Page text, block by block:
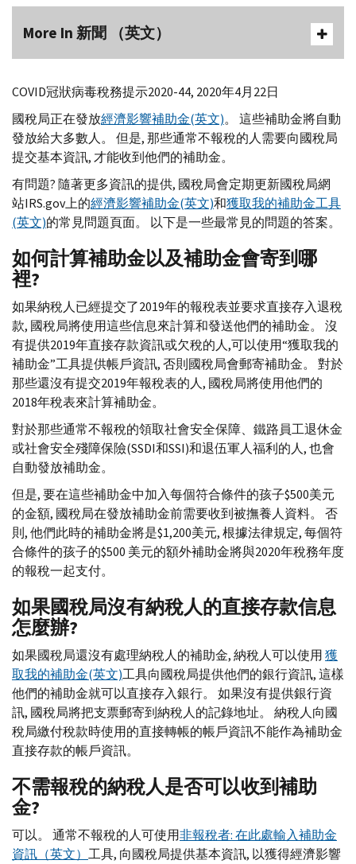
More In 新聞 （英文）
COVID冠狀病毒稅務提示2020-44, 2020年4月22日
國稅局正在發放經濟影響補助金(英文)。 這些補助金將自動
發放給大多數人。 但是, 那些通常不報稅的人需要向國稅局
提交基本資訊, 才能收到他們的補助金。
有問題? 隨著更多資訊的提供, 國稅局會定期更新國稅局網
站IRS.gov上的經濟影響補助金(英文)和獲取我的補助金工具
(英文)的常見問題頁面。 以下是一些最常見的問題的答案。
如何計算補助金以及補助金會寄到哪
裡?
如果納稅人已經提交了2019年的報稅表並要求直接存入退稅
款, 國稅局將使用這些信息來計算和發送他們的補助金。 沒
有提供2019年直接存款資訊或欠稅的人,可以使用“獲取我的
補助金”工具提供帳戶資訊, 否則國稅局會郵寄補助金。 對於
那些還沒有提交2019年報稅表的人, 國稅局將使用他們的
2018年稅表來計算補助金。
對於那些通常不報稅的領取社會安全保障、鐵路員工退休金
或社會安全殘障保險(SSDI和SSI)和退伍軍人福利的人, 也會
自動發放補助金。
但是, 要在這些補助金中加入每個符合條件的孩子$500美元
的金額, 國稅局在發放補助金前需要收到被撫養人資料。 否
則, 他們此時的補助金將是$1,200美元, 根據法律規定, 每個符
合條件的孩子的$500 美元的額外補助金將與2020年稅務年度
的報稅一起支付。
如果國稅局沒有納稅人的直接存款信息
怎麼辦?
如果國稅局還沒有處理納稅人的補助金, 納稅人可以使用獲
取我的補助金(英文)工具向國稅局提供他們的銀行資訊, 這樣
他們的補助金就可以直接存入銀行。 如果沒有提供銀行資
訊, 國稅局將把支票郵寄到納稅人的記錄地址。 納稅人向國
稅局繳付稅款時使用的直接轉帳的帳戶資訊不能作為補助金
直接存款的帳戶資訊。
不需報稅的納稅人是否可以收到補助
金?
可以。 通常不報稅的人可使用非報稅者: 在此處輸入補助金
資訊（英文） 工具, 向國稅局提供基本資訊, 以獲得經濟影響